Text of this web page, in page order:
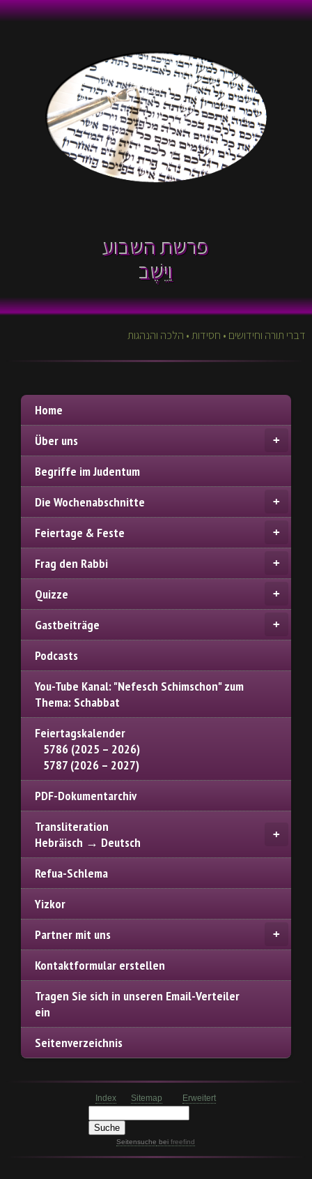
פרשת השבוע
וַיֵּשֶׁב
דברי תורה וחידושים • חסידות • הלכה והנהגות
Home
Über uns
Begriffe im Judentum
Die Wochenabschnitte
Feiertage & Feste
Frag den Rabbi
Quizze
Gastbeiträge
Podcasts
You-Tube Kanal: "Nefesch Schimschon" zum
Thema: Schabbat
Feiertagskalender
5786 (2025 – 2026)
5787 (2026 – 2027)
PDF-Dokumentarchiv
Transliteration
Hebräisch → Deutsch
Refua-Schlema
Yizkor
Partner mit uns
Kontaktformular erstellen
Tragen Sie sich in unseren Email-Verteiler
ein
Seitenverzeichnis
Index Sitemap Erweitert
Seitensuche beifreefind